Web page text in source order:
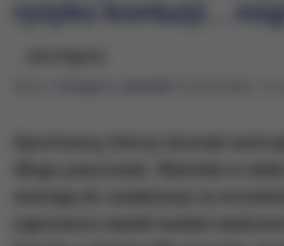
ryzyko kontuzji... nogi